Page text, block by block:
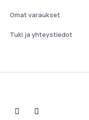
Omat varaukset
Tuki ja yhteystiedot